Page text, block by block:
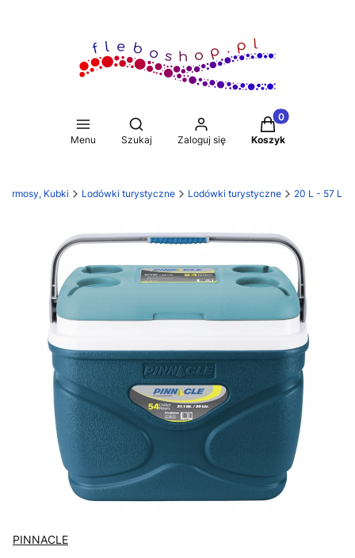
Menu
Otwórz wyszukiwarkę
Szukaj Zaloguj się
Produkty w
Koszyk
Kubki Lodówki turystyczne Lodówki turystyczne 20 L - 57 L
PINNACLE